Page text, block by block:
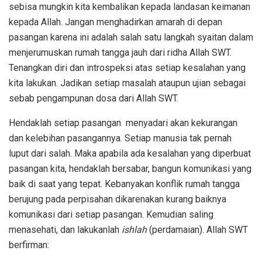
sebisa mungkin kita kembalikan kepada landasan keimanan
kepada Allah. Jangan menghadirkan amarah di depan
pasangan karena ini adalah salah satu langkah syaitan dalam
menjerumuskan rumah tangga jauh dari ridha Allah SWT.
Tenangkan diri dan introspeksi atas setiap kesalahan yang
kita lakukan. Jadikan setiap masalah ataupun ujian sebagai
sebab pengampunan dosa dari Allah SWT.
Hendaklah setiap pasangan menyadari akan kekurangan
dan kelebihan pasangannya. Setiap manusia tak pernah
luput dari salah. Maka apabila ada kesalahan yang diperbuat
pasangan kita, hendaklah bersabar, bangun komunikasi yang
baik di saat yang tepat. Kebanyakan konflik rumah tangga
berujung pada perpisahan dikarenakan kurang baiknya
komunikasi dari setiap pasangan. Kemudian saling
menasehati, dan lakukanlah ishlah(perdamaian). Allah SWT
berfirman: